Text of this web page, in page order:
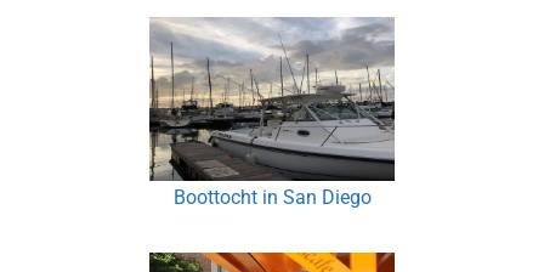
Boottocht in San Diego